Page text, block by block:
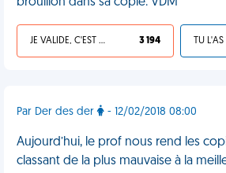
JE VALIDE, C'EST UNE VDM 3 194
Par Der des der - 12/02/2018 08:00
Aujourd’hui, le prof nous rend les
classant de la plus mauvaise à la